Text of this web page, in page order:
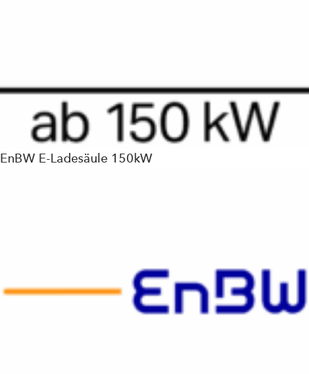
EnBW E-Ladesäule 150kW